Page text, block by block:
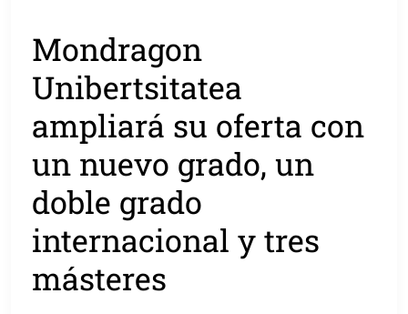
Mondragon
Unibertsitatea
ampliará su oferta con
un nuevo grado, un
doble grado
internacional y tres
másteres